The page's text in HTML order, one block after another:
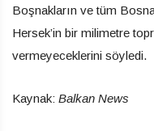
Boşnakların ve tüm
Hersek’in bir milimetre
vermeyeceklerini söyledi.
Kaynak: Balkan News